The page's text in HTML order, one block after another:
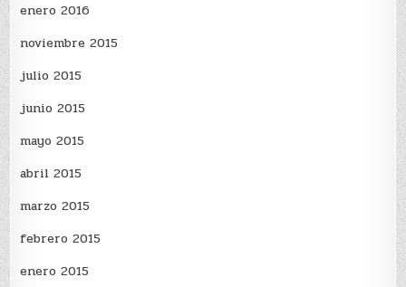
enero 2016
noviembre 2015
julio 2015
junio 2015
mayo 2015
abril 2015
marzo 2015
febrero 2015
enero 2015